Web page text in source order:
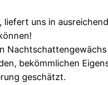
liefert uns in
bekömmlichen
geschätzt.